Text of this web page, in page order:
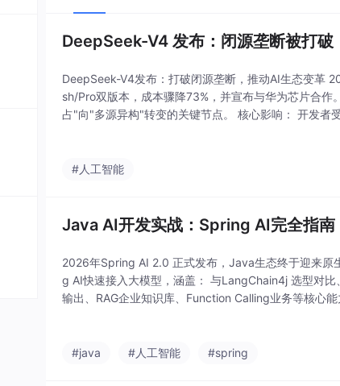
DeepSeek-V4 发布：闭源垄断被打破
DeepSeek-V4发布：打破闭源垄断，推动AI生态变革
sh/Pro双版本，成本骤降73%，并宣布与华为芯片合
占"向"多源异构"转变的关键节点。 核心影响： 开发者
#人工智能
Java AI开发实战：Spring AI完全指南
2026年Spring AI 2.0 正式发布，Java生态终于迎来原
g AI快速接入大模型，涵盖： 与LangChain4j 选型对
输出、RAG企业知识库、Function Calling业务等核心
#java #人工智能 #spring